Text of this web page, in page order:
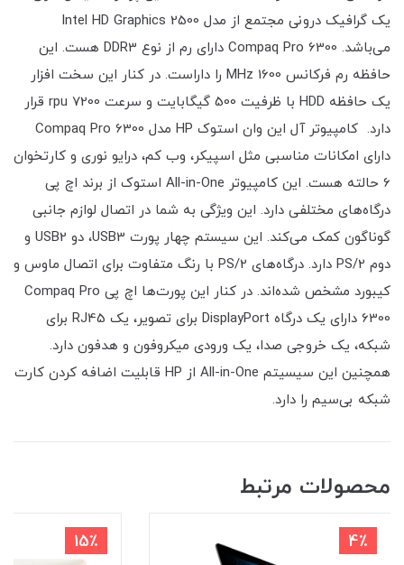
یک گرافیک درونی مجتمع از مدل Intel HD Graphics 2500
می‌باشد. Compaq Pro 6300 دارای رم از نوع DDR3 هست. این
حافظه رم فرکانس 1600 MHz را داراست. در کنار این سخت افزار
یک حافظه HDD با ظرفیت 500 گیگابایت و سرعت 7200 rpu قرار
دارد. کامپیوتر آل این وان استوک HP مدل Compaq Pro 6300
دارای امکانات مناسبی مثل اسپیکر، وب کم، درایو نوری و کارتخوان
6 حالته هست. این کامپیوتر All-in-One استوک از برند اچ پی
درگاه‌های مختلفی دارد. این ویژگی به شما در اتصال لوازم جانبی
گوناگون کمک می‌کند. این سیستم چهار پورت USB3، دو USB2 و
دوم PS/2 دارد. درگاه‌های PS/2 با رنگ متفاوت برای اتصال ماوس و
کیبورد مشخص شده‌اند. در کنار این پورت‌ها اچ پی Compaq Pro
6300 دارای یک درگاه DisplayPort برای تصویر، یک RJ45 برای
شبکه، یک خروجی صدا، یک ورودی میکروفون و هدفون دارد.
همچنین این سیسیتم All-in-One از HP قابلیت اضافه کردن کارت
شبکه بی‌سیم را دارد.
محصولات مرتبط
4٪ 15٪